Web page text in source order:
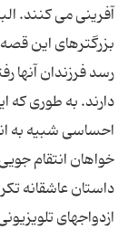
آفرینی می کنند.
بزرگترهای این
رسد فرزندان آنها
دارند. به طوری که
احساسی شبیه به
خواهان انتقام
داستان عاشقانه
ازدواجهای